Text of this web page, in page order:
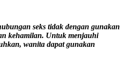
seks tidak dengan gunakan
kehamilan. Untuk menjauhi
wanita dapat gunakan